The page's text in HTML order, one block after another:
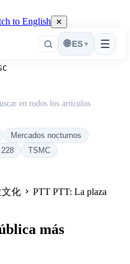
to English ✕
☰
🌐 ES ▾
en todos los artículos
Mercados nocturnos
TSMC
化
PTT PTT: La plaza
más